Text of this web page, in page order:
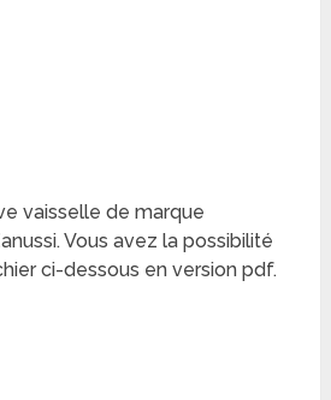
vaisselle de marque
Vous avez la possibilité
ci-dessous en version pdf.